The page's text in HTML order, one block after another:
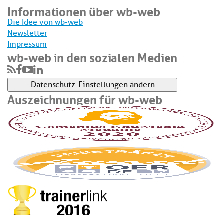
Informationen über wb-web
Die Idee von wb-web
Newsletter
Impressum
wb-web in den sozialen Medien
Datenschutz-Einstellungen ändern
Auszeichnungen für wb-web